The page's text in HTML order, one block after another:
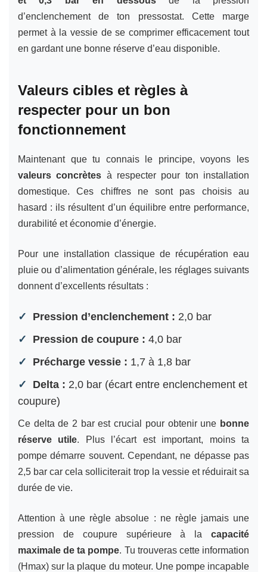
d’enclenchement de ton pressostat. Cette marge
permet à la vessie de se comprimer efficacement tout
en gardant une bonne réserve d’eau disponible.
Valeurs cibles et règles à
respecter pour un bon
fonctionnement
Maintenant que tu connais le principe, voyons les
valeurs concrètes à respecter pour ton installation
domestique. Ces chiffres ne sont pas choisis au
hasard : ils résultent d’un équilibre entre performance,
durabilité et économie d’énergie.
Pour une installation classique de récupération eau
pluie ou d’alimentation générale, les réglages suivants
donnent d’excellents résultats :
Pression d’enclenchement : 2,0 bar
Pression de coupure : 4,0 bar
Précharge vessie : 1,7 à 1,8 bar
Delta : 2,0 bar (écart entre enclenchement et
coupure)
Ce delta de 2 bar est crucial pour obtenir une bonne
réserve utile. Plus l’écart est important, moins ta
pompe démarre souvent. Cependant, ne dépasse pas
2,5 bar car cela solliciterait trop la vessie et réduirait sa
durée de vie.
Attention à une règle absolue : ne règle jamais une
pression de coupure supérieure à la capacité
maximale de ta pompe. Tu trouveras cette information
(Hmax) sur la plaque du moteur. Une pompe incapable